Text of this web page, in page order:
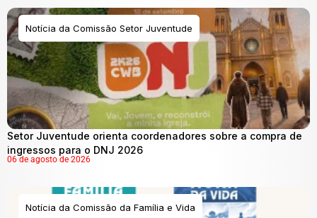
Notícia da Comissão Setor Juventude
Setor Juventude orienta coordenadores sobre a compra de
ingressos para o DNJ 2026
06 de agosto de 2026
Notícia da Comissão da Família e Vida